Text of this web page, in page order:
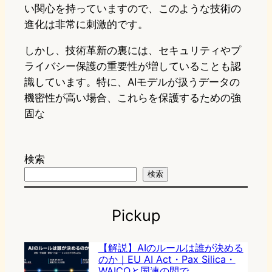
い関心を持っていますので、このような技術の
進化は非常に刺激的です。
しかし、技術革新の裏には、セキュリティやプ
ライバシー保護の重要性が増していることも認
識しています。特に、AIモデルが扱うデータの
機密性が高い場合、これらを保護するための強
固な
検索
検索
Pickup
【解説】AIのルールは誰が決める
のか｜EU AI Act・Pax Silica・